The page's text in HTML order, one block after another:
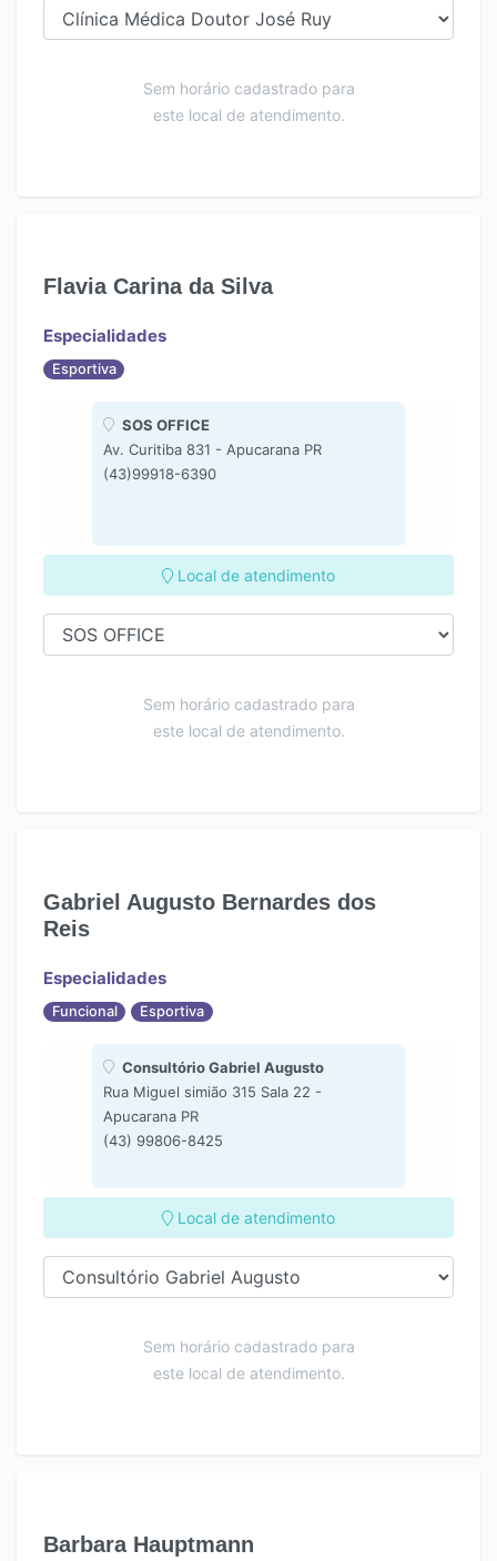
Sem horário cadastrado para
este local de atendimento.
Flavia Carina da Silva
Especialidades
Esportiva
SOS OFFICE
Av. Curitiba 831 - Apucarana PR
(43)99918-6390
Local de atendimento
Sem horário cadastrado para
este local de atendimento.
Gabriel Augusto Bernardes dos
Reis
Especialidades
Funcional Esportiva
Consultório Gabriel Augusto
Rua Miguel simião 315 Sala 22 -
Apucarana PR
(43) 99806-8425
Local de atendimento
Sem horário cadastrado para
este local de atendimento.
Barbara Hauptmann